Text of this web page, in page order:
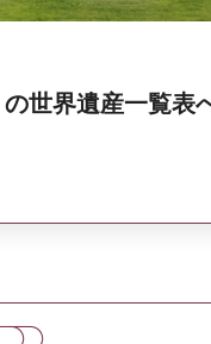
の世界遺産一覧表